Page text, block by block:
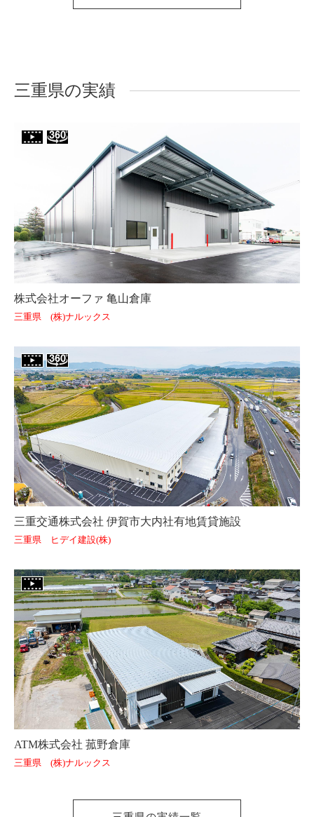
三重県の実績
株式会社オーファ 亀山倉庫
三重県 (株)ナルックス
三重交通株式会社 伊賀市大内社有地賃貸施設
三重県 ヒデイ建設(株)
ATM株式会社 菰野倉庫
三重県 (株)ナルックス